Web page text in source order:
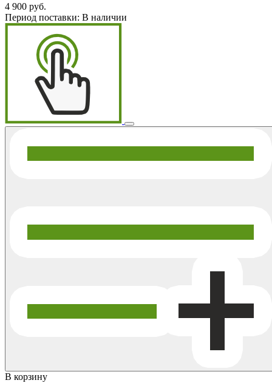
4 900 руб.
Период поставки: В наличии
В корзину